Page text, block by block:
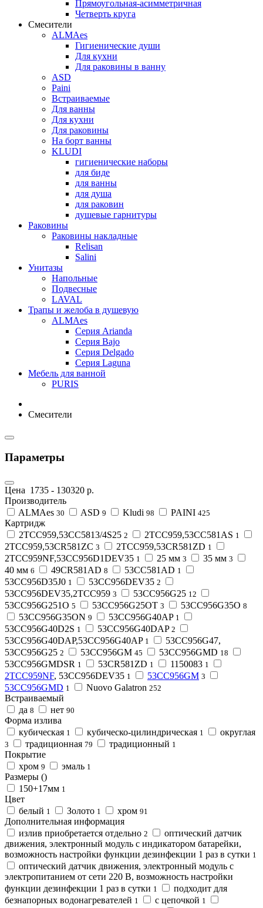
Прямоугольная-асимметричная
Четверть круга
Смесители
ALMAes
Гигиенические души
Для кухни
Для раковины в ванну
ASD
Paini
Встраиваемые
Для ванны
Для кухни
Для раковины
На борт ванны
KLUDI
гигиенические наборы
для биде
для ванны
для душа
для раковин
душевые гарнитуры
Раковины
Раковины накладные
Relisan
Salini
Унитазы
Напольные
Подвесные
LAVAL
Трапы и желоба в душевую
ALMAes
Серия Arianda
Серия Bajo
Серия Delgado
Серия Laguna
Мебель для ванной
PURIS
Смесители
Параметры
Цена 1735 - 130320 р.
Производитель
ALMAes 30 ASD 9 Kludi 98 PAINI 425
Картридж
2TCC959,53CC5813/4S25 2 2TCC959,53CC581AS 1
2TCC959,53CR581ZC 3 2TCC959,53CR581ZD 1
2TCC959NF,53CC956D1DEV35 1 25 мм 3 35 мм 3
40 мм 6 49CR581AD 8 53CC581AD 1
53CC956D35J0 1 53CC956DEV35 2
53CC956DEV35,2TCC959 3 53CC956G25 12
53CC956G251O 5 53CC956G25OT 3 53CC956G35O 8
53CC956G35ON 9 53CC956G40AP 1
53CC956G40D2S 1 53CC956G40DAP 2
53CC956G40DAP,53CC956G40AP 1
53CC956G47,
53CC956G25 2 53CC956GM 45 53CC956GMD 18
53CC956GMDSR 1 53CR581ZD 1 1150083 1
2TCC959NF, 53CC956DEV35 1 53CC956GM 3
53CC956GMD 1 Nuovo Galatron 252
Встраиваемый
да 8 нет 90
Форма излива
кубическая 1 кубическо-цилиндрическая 1 округлая
3 традиционная 79 традиционный 1
Покрытие
хром 9 эмаль 1
Размеры ()
150+17мм 1
Цвет
белый 1 Золото 1 хром 91
Дополнительная информация
излив приобретается отдельно 2
оптический датчик
движения, электронный модуль с индикатором батарейки,
возможность настройки функции дезинфекции 1 раз в сутки 1
оптический датчик движения, электронный модуль с
электропитанием от сети 220 В, возможность настройки
функции дезинфекции 1 раз в сутки 1
подходит для
безнапорных водонагревателей 1 с цепочкой 1